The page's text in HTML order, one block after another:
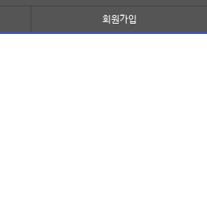
회원가입